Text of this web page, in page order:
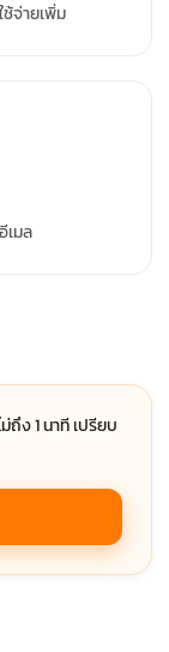
จ่ายเพิ่ม
เมล
ม่ถึง 1 นาที เปรียบ